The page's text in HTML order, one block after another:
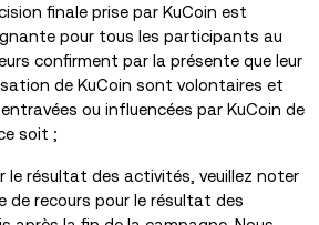
finale prise par KuCoin est
pour tous les participants au
confirment par la présente que leur
de KuCoin sont volontaires et
ou influencées par KuCoin de
soit ;
le résultat des activités, veuillez noter
de recours pour le résultat des